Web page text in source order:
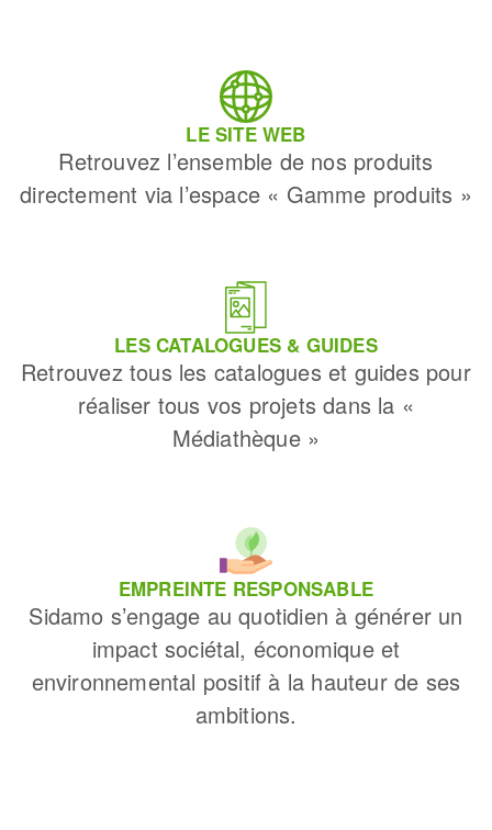
LE SITE WEB
Retrouvez l’ensemble de nos produits
directement via l’espace « Gamme produits »
LES CATALOGUES & GUIDES
Retrouvez tous les catalogues et guides pour
réaliser tous vos projets dans la «
Médiathèque »
EMPREINTE RESPONSABLE
Sidamo s’engage au quotidien à générer un
impact sociétal, économique et
environnemental positif à la hauteur de ses
ambitions.